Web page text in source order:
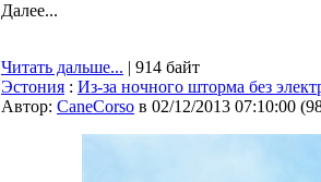
Далее...
Читать дальше... | 914 байт
Эстония : Из-за ночного шторма без
Автор: CaneCorso в 02/12/2013 07:10:00 (